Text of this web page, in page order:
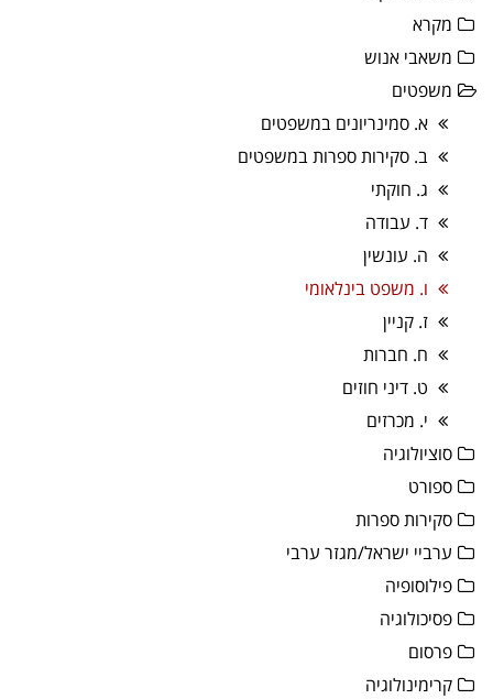
מקרא
משאבי אנוש
משפטים
א. סמינריונים במשפטים
ב. סקירות ספרות במשפטים
ג. חוקתי
ד. עבודה
ה. עונשין
ו. משפט בינלאומי
ז. קניין
ח. חברות
ט. דיני חוזים
י. מכרזים
סוציולוגיה
ספורט
סקירות ספרות
ערביי ישראל/מגזר ערבי
פילוסופיה
פסיכולוגיה
פרסום
קרימינולוגיה